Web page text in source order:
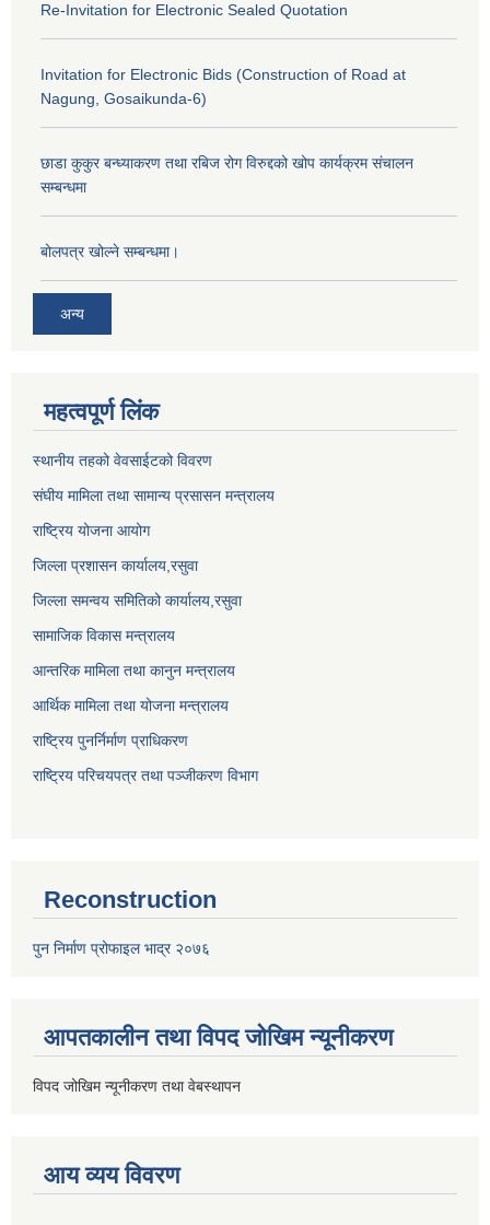
Re-Invitation for Electronic Sealed Quotation
Invitation for Electronic Bids (Construction of Road at
Nagung, Gosaikunda-6)
छाडा कुकुर बन्ध्याकरण तथा रबिज रोग विरुद्दको खोप कार्यक्रम संचालन
सम्बन्धमा
बोलपत्र खोल्ने सम्बन्धमा।
अन्य
महत्वपूर्ण लिंक
स्थानीय तहको वेवसाईटको विवरण
संघीय मामिला तथा सामान्य प्रसासन मन्त्रालय
राष्ट्रिय योजना आयोग
जिल्ला प्रशासन कार्यालय, रसुवा
जिल्ला समन्वय समितिको कार्यालय, रसुवा
सामाजिक विकास मन्त्रालय
आन्तरिक मामिला तथा कानुन मन्त्रालय
आर्थिक मामिला तथा योजना मन्त्रालय
राष्ट्रिय पुनर्निर्माण प्राधिकरण
राष्ट्रिय परिचयपत्र तथा पञ्जीकरण विभाग
Reconstruction
पुन निर्माण प्रोफाइल भाद्र २०७६
आपतकालीन तथा विपद जोखिम न्यूनीकरण
विपद जोखिम न्यूनीकरण तथा वेबस्थापन
आय व्यय विवरण